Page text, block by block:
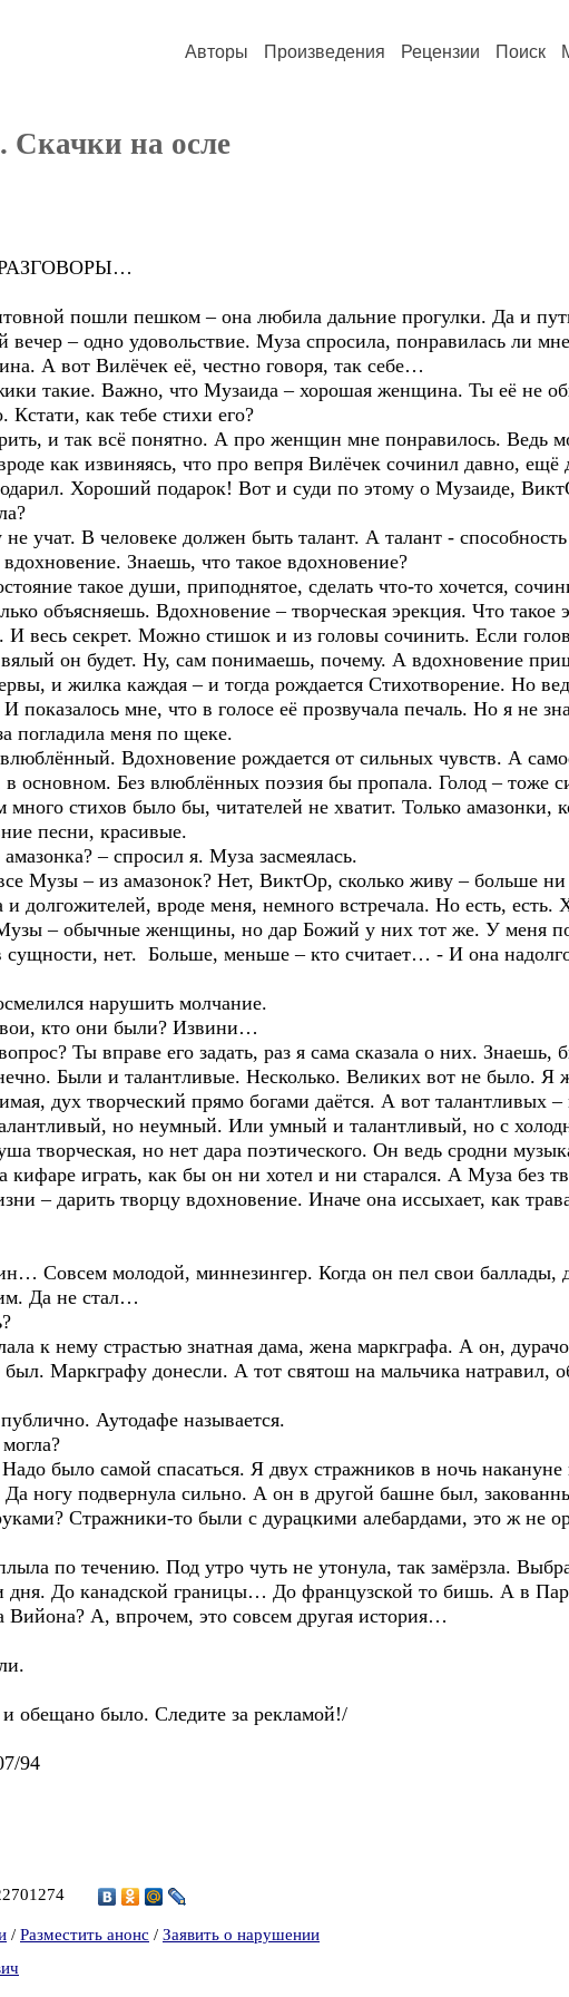
Авторы Произведения Рецензии Поиск
Скачки на осле
РАЗГОВОРЫ…
пошли пешком – она любила дальние прогулки. Да и
вечер – одно удовольствие. Муза спросила, понравилась ли
А вот Вилёчек её, честно говоря, так себе…
такие. Важно, что Музаида – хорошая женщина. Ты её не
Кстати, как тебе стихи его?
и так всё понятно. А про женщин мне понравилось. Ведь
как извиняясь, что про вепря Вилёчек сочинил давно,
Хороший подарок! Вот и суди по этому о Музаиде,
учат. В человеке должен быть талант. А талант -
Знаешь, что такое вдохновение?
такое души, приподнятое, сделать что-то хочется,
объясняешь. Вдохновение – творческая эрекция. Что
И весь секрет. Можно стишок и из головы сочинить. Если
вялый он будет. Ну, сам понимаешь, почему. А вдохновение
и жилка каждая – и тогда рождается Стихотворение. Но
показалось мне, что в голосе её прозвучала печаль. Но я не
погладила меня по щеке.
Вдохновение рождается от сильных чувств. А
Без влюблённых поэзия бы пропала. Голод – тоже
стихов было бы, читателей не хватит. Только амазонки,
песни, красивые.
– спросил я. Муза засмеялась.
Музы – из амазонок? Нет, ВиктОр, сколько живу – больше ни
и долгожителей, вроде меня, немного встречала. Но есть, есть.
– обычные женщины, но дар Божий у них тот же. У меня
нет. Больше, меньше – кто считает… - И она
нарушить молчание.
кто они были? Извини…
Ты вправе его задать, раз я сама сказала о них.
Были и талантливые. Несколько. Великих вот не было. Я
дух творческий прямо богами даётся. А вот талантливых
но неумный. Или умный и талантливый, но с
творческая, но нет дара поэтического. Он ведь сродни
кифаре играть, как бы он ни хотел и ни старался. А Муза без
– дарить творцу вдохновение. Иначе она иссыхает, как
Совсем молодой, миннезингер. Когда он пел свои баллады,
Да не стал…
к нему страстью знатная дама, жена маркграфа. А он,
был. Маркграфу донесли. А тот святош на мальчика натравил,
Аутодафе называется.
было самой спасаться. Я двух стражников в ночь накануне
ногу подвернула сильно. А он в другой башне был,
Стражники-то были с дурацкими алебардами, это ж не
по течению. Под утро чуть не утонула, так замёрзла.
дня. До канадской границы… До французской то бишь. А в
Вийона? А, впрочем, это совсем другая история…
обещано было. Следите за рекламой!/
94
/ Разместить анонс / Заявить о нарушении